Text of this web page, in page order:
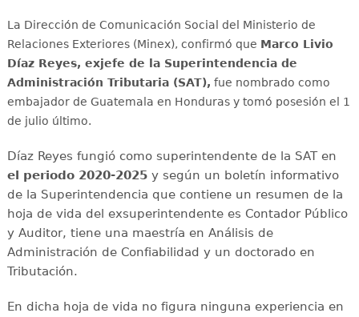
La Dirección de Comunicación Social del Ministerio de
Relaciones Exteriores (Minex), confirmó que Marco Livio
Díaz Reyes, exjefe de la Superintendencia de
Administración Tributaria (SAT), fue nombrado como
embajador de Guatemala en Honduras y tomó posesión el 1
de julio último.
Díaz Reyes fungió como superintendente de la SAT en
el periodo 2020-2025y según un boletín informativo
de la Superintendencia que contiene un resumen de la
hoja de vida del exsuperintendente es Contador Público
y Auditor, tiene una maestría en Análisis de
Administración de Confiabilidad y un doctorado en
Tributación.
En dicha hoja de vida no figura ninguna experiencia en